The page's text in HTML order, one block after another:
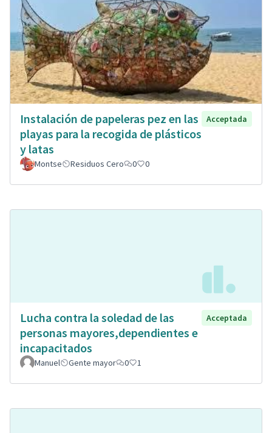
Instalación de papeleras pez en las
playas para la recogida de plásticos
y latas
Acceptada
Montse Residuos Cero 0 0
Lucha contra la soledad de las
personas mayores,dependientes e
incapacitados
Acceptada
Manuel Gente mayor 0 1